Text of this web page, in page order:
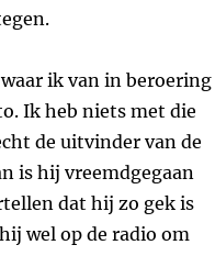
ik van in beroering
Ik heb niets met die
de uitvinder van de
is hij vreemdgegaan
dat hij zo gek is
wel op de radio om